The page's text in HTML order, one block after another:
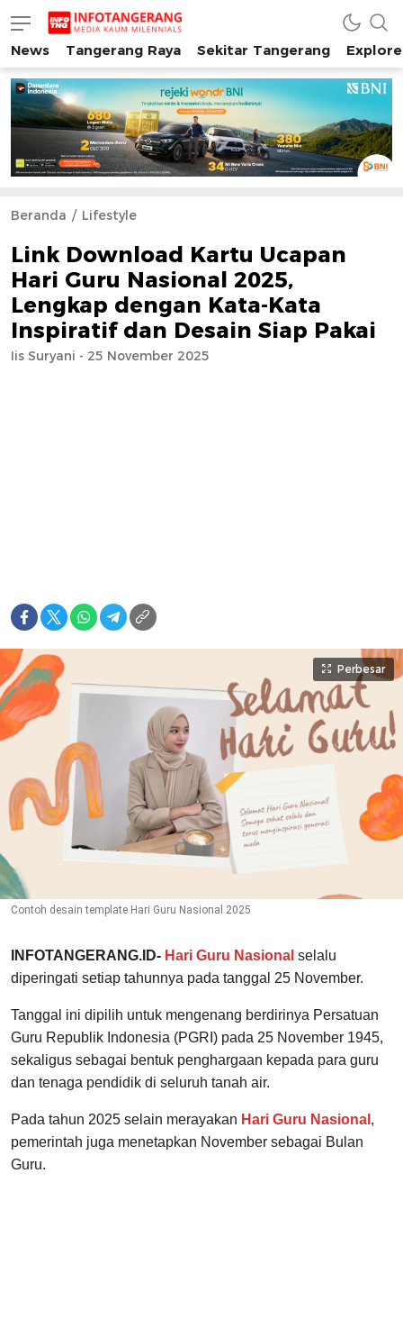
INFO TANGERANG
Media Kaum Millenials Tangerang Raya
News Tangerang Raya Sekitar Tangerang
Beranda Lifestyle
Link Download Kartu Ucapan
Hari Guru Nasional 2025,
Lengkap dengan Kata-Kata
Inspiratif dan Desain Siap Pakai
Iis Suryani - 25 November 2025
Perbesar
Contoh desain template Hari Guru Nasional 2025
INFOTANGERANG.ID- Hari Guru Nasional selalu
diperingati setiap tahunnya pada tanggal 25 November.
Tanggal ini dipilih untuk mengenang berdirinya Persatuan
Guru Republik Indonesia (PGRI) pada 25 November 1945,
sekaligus sebagai bentuk penghargaan kepada para guru
dan tenaga pendidik di seluruh tanah air.
Pada tahun 2025 selain merayakan Hari Guru Nasional ,
pemerintah juga menetapkan November sebagai Bulan
Guru.